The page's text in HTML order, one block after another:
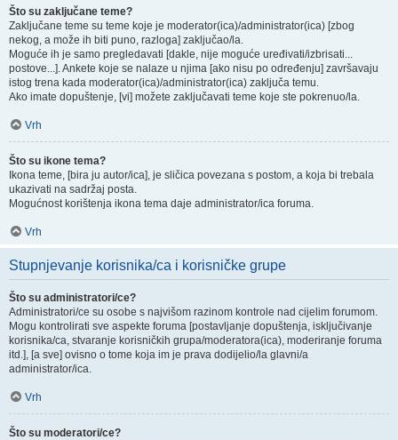
Što su zaključane teme?
Zaključane teme su teme koje je moderator(ica)/administrator(ica) [zbog
nekog, a može ih biti puno, razloga] zaključao/la.
Moguće ih je samo pregledavati [dakle, nije moguće uređivati/izbrisati...
postove...]. Ankete koje se nalaze u njima [ako nisu po određenju] završavaju
istog trena kada moderator(ica)/administrator(ica) zaključa temu.
Ako imate dopuštenje, [vi] možete zaključavati teme koje ste pokrenuo/la.
Vrh
Što su ikone tema?
Ikona teme, [bira ju autor/ica], je sličica povezana s postom, a koja bi trebala
ukazivati na sadržaj posta.
Mogućnost korištenja ikona tema daje administrator/ica foruma.
Vrh
Stupnjevanje korisnika/ca i korisničke grupe
Što su administratori/ce?
Administratori/ce su osobe s najvišom razinom kontrole nad cijelim forumom.
Mogu kontrolirati sve aspekte foruma [postavljanje dopuštenja, isključivanje
korisnika/ca, stvaranje korisničkih grupa/moderatora(ica), moderiranje foruma
itd.], [a sve] ovisno o tome koja im je prava dodijelio/la glavni/a
administrator/ica.
Vrh
Što su moderatori/ce?